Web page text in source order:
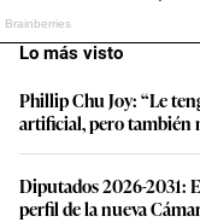
Lo más visto
Phillip Chu Joy: “Le
artificial, pero también
Diputados 2026-2031:
perfil de la nueva